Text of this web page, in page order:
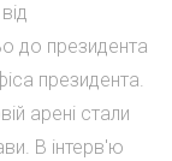
до президента
президента.
арені стали
В інтерв'ю